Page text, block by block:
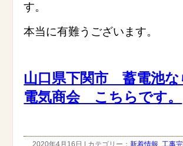
す。
本当に有難うございます。
山口県下関市 蓄電池
電気商会 こちらです。